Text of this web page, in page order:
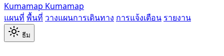
Kumamap Kumamap
แผนที่ พื้นที่ วางแผนการเดินทาง การแจ้งเตือน รายงาน
ธีม